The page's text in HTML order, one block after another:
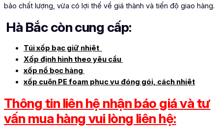
bảo chất lượng, vừa có lợi thế về giá thành và tiến độ giao hàng.
Hà Bắc còn cung cấp:
Túi xốp bạc giữ nhiệt
Xốp định hình theo yêu cầu
xốp nổ bọc hàng
xốp cuộn PE foam phục vụ đóng gói, cách nhiệt
Thông tin liên hệ nhận báo giá và tư
vấn mua hàng vui lòng liên hệ: